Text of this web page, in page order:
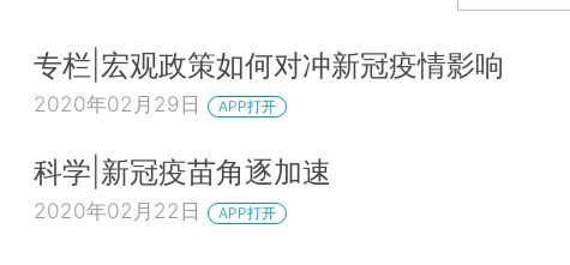
专栏|宏观政策如何对冲新冠疫情影响
2020年02月29日 APP打开
科学|新冠疫苗角逐加速
2020年02月22日 APP打开